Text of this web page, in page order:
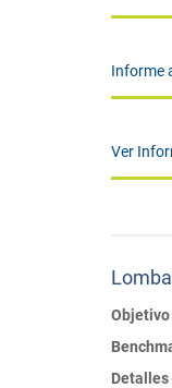
Informe
Ver
Objetivo
Detalles